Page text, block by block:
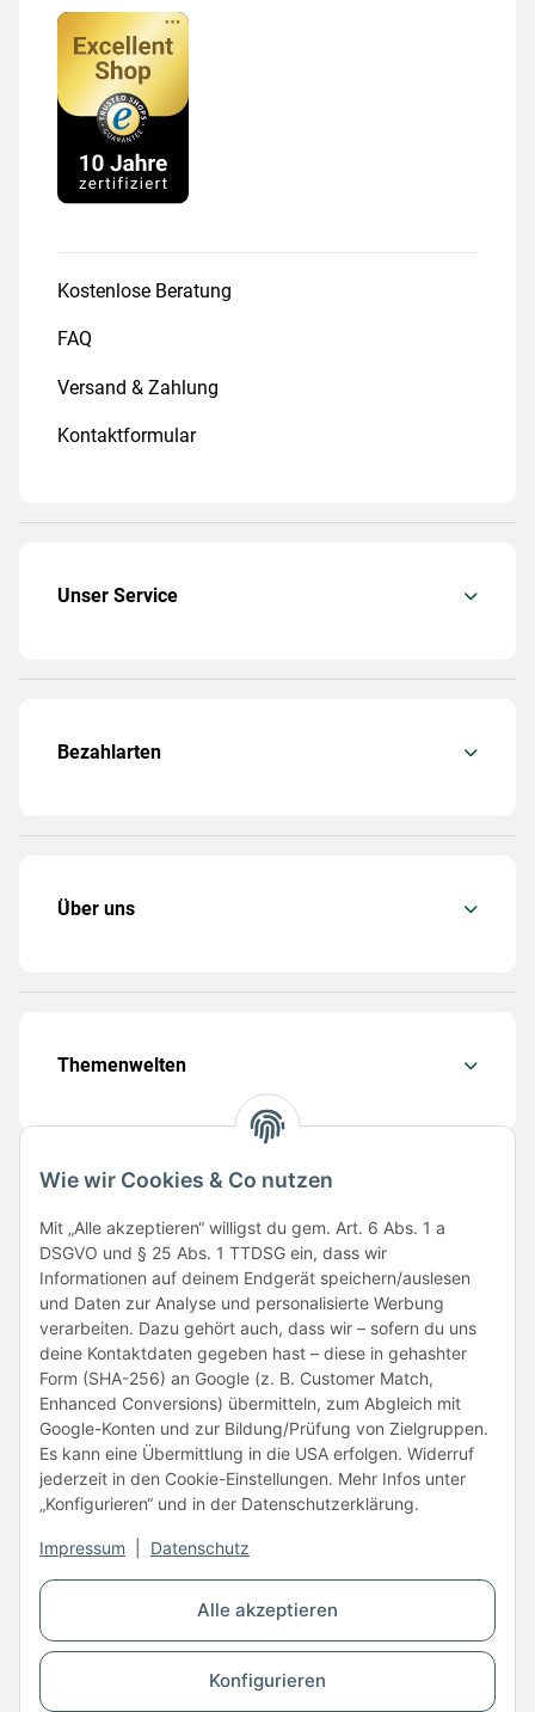
Alle akzeptieren
Konfigurieren
Wie wir Cookies & Co nutzen
Mit „Alle akzeptieren“ willigst du gem. Art. 6 Abs. 1 a
DSGVO und § 25 Abs. 1 TTDSG ein, dass wir
Informationen auf deinem Endgerät speichern/auslesen
und Daten zur Analyse und personalisierte Werbung
verarbeiten. Dazu gehört auch, dass wir – sofern du uns
deine Kontaktdaten gegeben hast – diese in gehashter
Form (SHA-256) an Google (z. B. Customer Match,
Enhanced Conversions) übermitteln, zum Abgleich mit
Google-Konten und zur Bildung/Prüfung von Zielgruppen.
Es kann eine Übermittlung in die USA erfolgen. Widerruf
jederzeit in den Cookie-Einstellungen. Mehr Infos unter
„Konfigurieren“ und in der Datenschutzerklärung.
Impressum Datenschutz
Kostenlose Beratung
FAQ
Versand & Zahlung
Kontaktformular
Unser Service
Bezahlarten
Über uns
Themenwelten
Folge uns
Unsere Partner
Vertrag widerrufen
* Alle Preise inkl. gesetzlicher USt., zzgl.Versand
© Copyright © 2026 www.kartons24.de
BB-Verpackungen GmbH
- Brendelweg 167, 27755 Delmenhorst - Telefon: